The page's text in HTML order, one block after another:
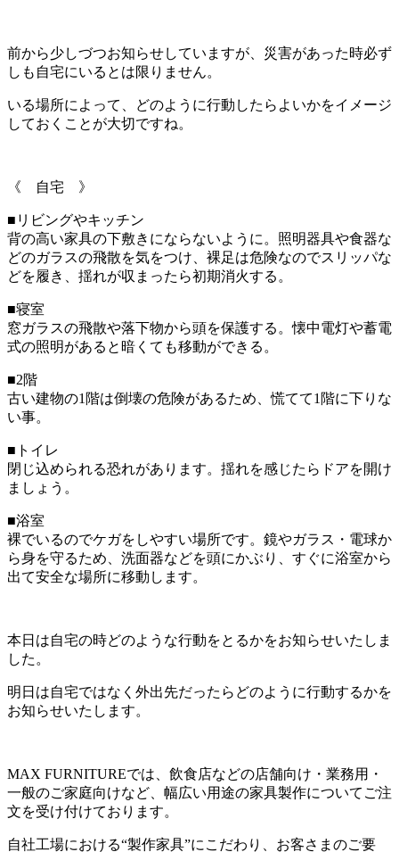
前から少しづつお知らせしていますが、災害があった時必ず
しも自宅にいるとは限りません。
いる場所によって、どのように行動したらよいかをイメージ
しておくことが大切ですね。
《 自宅 》
■リビングやキッチン
背の高い家具の下敷きにならないように。照明器具や食器な
どのガラスの飛散を気をつけ、裸足は危険なのでスリッパな
どを履き、揺れが収まったら初期消火する。
■寝室
窓ガラスの飛散や落下物から頭を保護する。懐中電灯や蓄電
式の照明があると暗くても移動ができる。
■2階
古い建物の1階は倒壊の危険があるため、慌てて1階に下りな
い事。
■トイレ
閉じ込められる恐れがあります。揺れを感じたらドアを開け
ましょう。
■浴室
裸でいるのでケガをしやすい場所です。鏡やガラス・電球か
ら身を守るため、洗面器などを頭にかぶり、すぐに浴室から
出て安全な場所に移動します。
本日は自宅の時どのような行動をとるかをお知らせいたしま
した。
明日は自宅ではなく外出先だったらどのように行動するかを
お知らせいたします。
MAX FURNITUREでは、飲食店などの店舗向け・業務用・
一般のご家庭向けなど、幅広い用途の家具製作についてご注
文を受け付けております。
自社工場における“製作家具”にこだわり、お客さまのご要